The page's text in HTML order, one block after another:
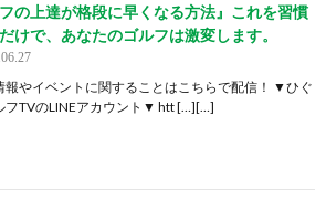
フの上達が格段に早くなる方法』これを習慣
けで、あなたのゴルフは激変します。
報やイベントに関することはこちらで配信！ ▼ひぐ
フTVのLINEアカウント▼ htt […][…]